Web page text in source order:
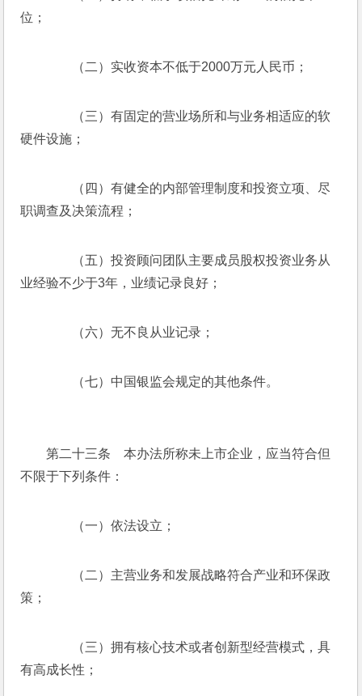
位；
（二）实收资本不低于2000万元人民币；
（三）有固定的营业场所和与业务相适应的软
硬件设施；
（四）有健全的内部管理制度和投资立项、尽
职调查及决策流程；
（五）投资顾问团队主要成员股权投资业务从
业经验不少于3年，业绩记录良好；
（六）无不良从业记录；
（七）中国银监会规定的其他条件。
第二十三条　本办法所称未上市企业，应当符合但
不限于下列条件：
（一）依法设立；
（二）主营业务和发展战略符合产业和环保政
策；
（三）拥有核心技术或者创新型经营模式，具
有高成长性；